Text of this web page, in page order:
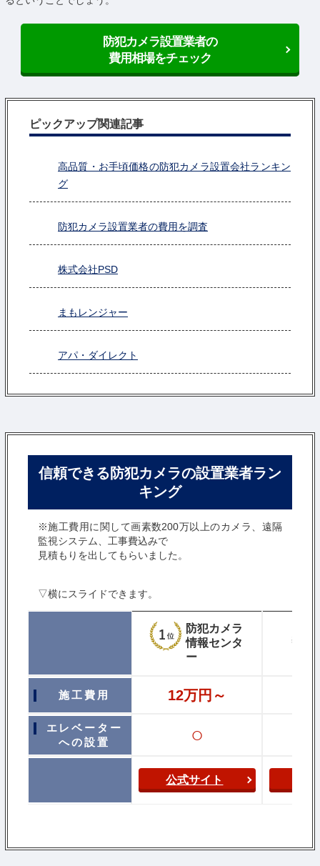
防犯カメラ設置業者の
費用相場をチェック
ピックアップ関連記事
高品質・お手頃価格の防犯カメラ設置会社ランキン
グ
防犯カメラ設置業者の費用を調査
株式会社PSD
まもレンジャー
アパ・ダイレクト
信頼できる防犯カメラの設置業者ラン
キング
※施工費用に関して画素数200万以上のカメラ、遠隔
監視システム、工事費込みで
見積もりを出してもらいました。
▽横にスライドできます。
防犯カメラ
情報センタ
ー
施工費用 12万円～
エレベーター
への設置
○
公式サイト